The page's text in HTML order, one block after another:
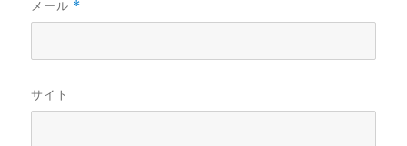
メール *
サイト